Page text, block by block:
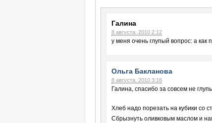
Галина
8 августа, 2010 2:12
у меня очень глупый вопрос: а как
Ольга Бакланова
8 августа, 2010 3:16
Галина, спасибо за совсем не
Хлеб надо порезать на кубики со
Сбрызнуть оливковым маслом и